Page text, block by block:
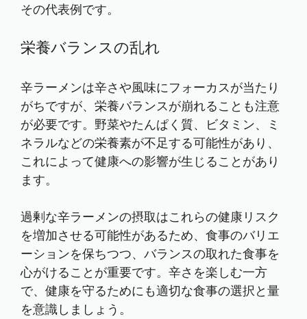
その代表例です。
栄養バランスの乱れ
辛ラーメンは辛さや風味にフォーカスが当たり
がちですが、栄養バランスが崩れることも注意
が必要です。野菜やたんぱく質、ビタミン、ミ
ネラルなどの栄養素が不足する可能性があり、
これによって健康への影響が生じることがあり
ます。
過剰な辛ラーメンの摂取はこれらの健康リスク
を増加させる可能性があるため、食事のバリエ
ーションを保ちつつ、バランスの取れた食事を
心がけることが重要です。辛さを楽しむ一方
で、健康を守るためにも適切な食事の選択と量
を意識しましょう。